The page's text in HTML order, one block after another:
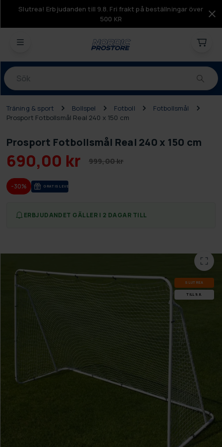
Slutrea! Erbjudanden till 9.8. Fri frakt på beställningar över
500 KR
Produkter
Träning & sport Bollspel Fotboll
Fotbollsmål
Prosport Fotbollsmål Real 240 x 150 cm
Prosport Fotbollsmål Real 240 x 150 cm
690,00 kr 999,00 kr
-30% GRA­TIS LE­VE­RANS
ERBJUDANDET GÄLLER I 2 DAGAR TILL
SLUT­REA
TILL 9.8.